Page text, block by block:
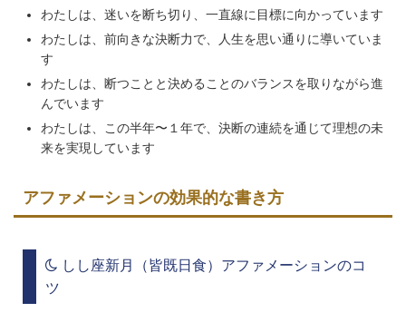
わたしは、迷いを断ち切り、一直線に目標に向かっています
わたしは、前向きな決断力で、人生を思い通りに導いていま
す
わたしは、断つことと決めることのバランスを取りながら進
んでいます
わたしは、この半年〜１年で、決断の連続を通じて理想の未
来を実現しています
アファメーションの効果的な書き方
しし座新月（皆既日食）アファメーションのコ
ツ